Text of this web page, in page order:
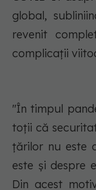
global,
revenit
complicații
"În timpul
toții că
țărilor nu este
este și despre
Din acest